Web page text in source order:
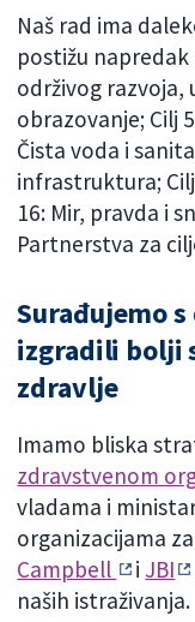
Naš rad ima
postižu
održivog razvoja,
obrazovanje; Cilj
Čista voda i
infrastruktura;
16: Mir, pravda i
Partnerstva za
Surađujemo
izgradili bolji
zdravlje
Imamo bliska
zdravstvenom
vladama i
organizacijama
Campbell
i JBI
naših istraživanja.